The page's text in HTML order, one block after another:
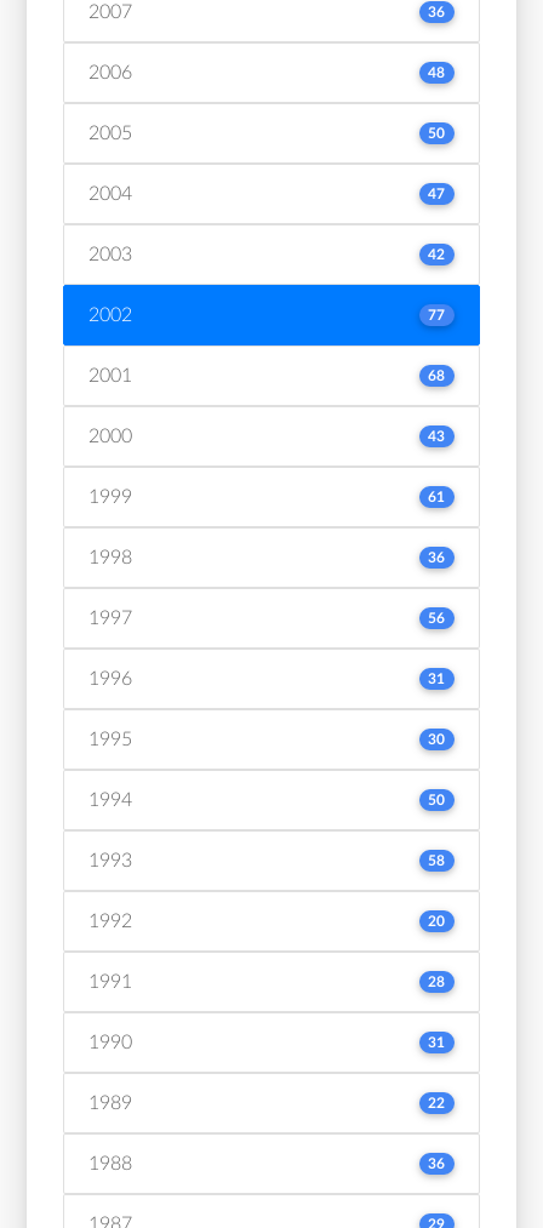
2007 36
2006 48
2005 50
2004 47
2003 42
2002 77
2001 68
2000 43
1999 61
1998 36
1997 56
1996 31
1995 30
1994 50
1993 58
1992 20
1991 28
1990 31
1989 22
1988 36
1987 29